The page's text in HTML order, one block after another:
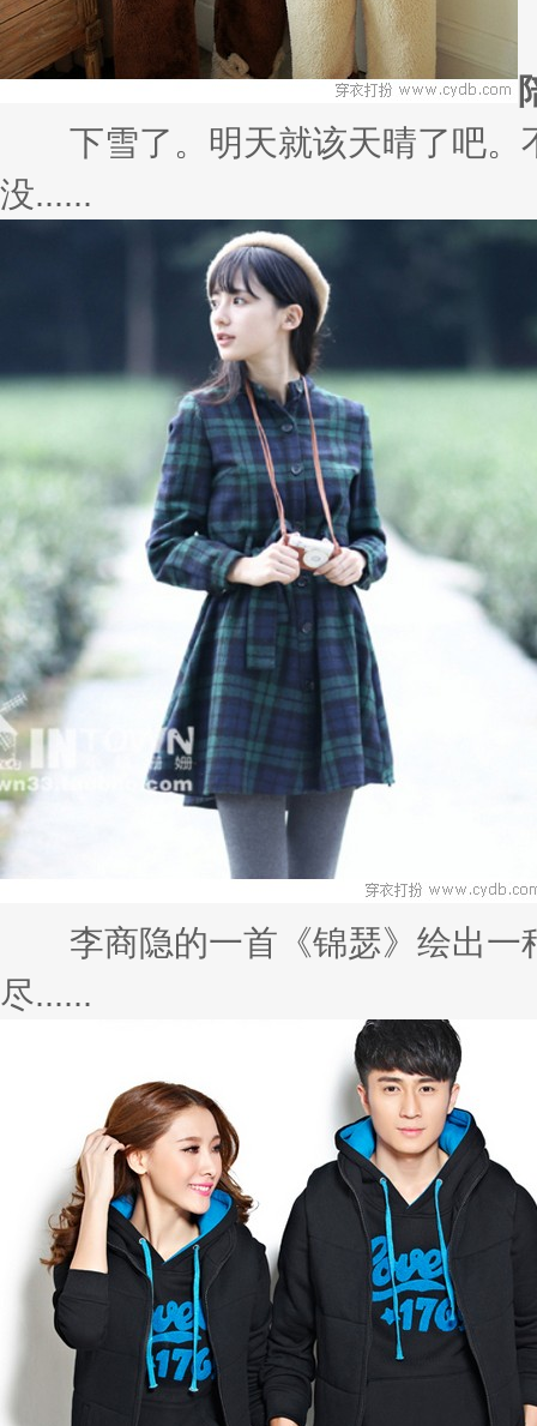
下雪了。明天就该天晴了吧。
没......
李商隐的一首《锦瑟》绘出一
尽......